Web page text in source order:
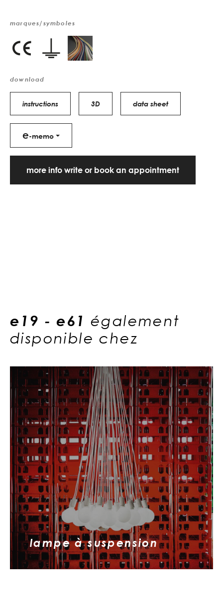
marques/symboles
download
instructions 3D data sheet
e-memo
more info write or book an appointment
e19 - e61 également
disponible chez
lampe à suspension